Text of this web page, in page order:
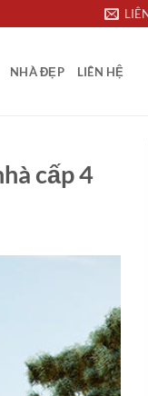
NHÀ ĐẸP LIÊN HỆ
cấp 4